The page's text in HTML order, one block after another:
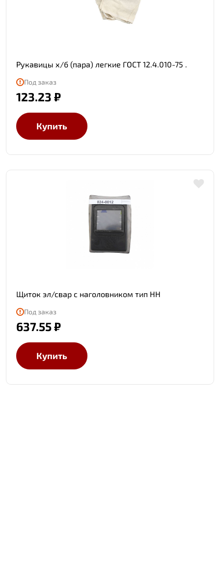
Рукавицы х/б (пара) легкие ГОСТ 12.4.010-75 .
Под заказ
123.23 ₽
Купить
Щиток эл/свар с наголовником тип НН
Под заказ
637.55 ₽
Купить